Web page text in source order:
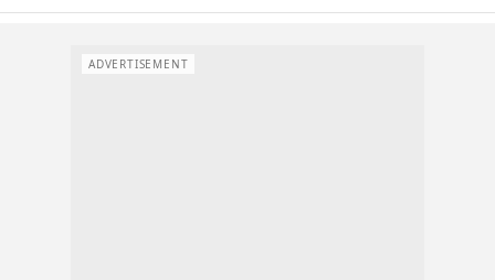
ADVERTISEMENT